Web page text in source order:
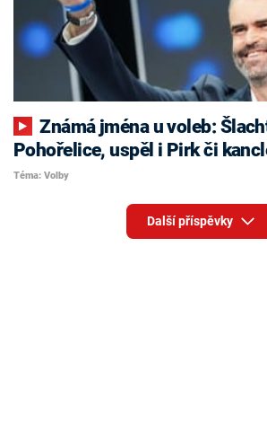
Známá jména u voleb: Šlachta ovládl
Pohořelice, uspěl i Pirk či
Téma: Volby
Další příspěvky